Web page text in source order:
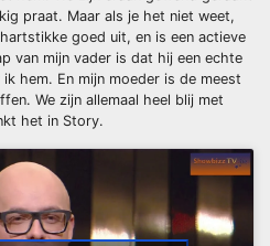
praat. Maar als je het niet weet,
goed uit, en is een actieve
van mijn vader is dat hij een echte
hem. En mijn moeder is de meest
We zijn allemaal heel blij met
het in Story.